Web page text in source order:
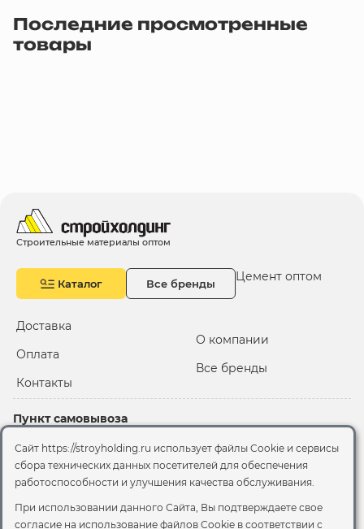
Последние просмотренные
товары
Строительные материалы оптом
Каталог Все бренды Цемент оптом
Доставка
Оплата
Контакты
О компании
Все бренды
Пункт самовывоза
2-й Иртышский проезд,
территория 2А стр.3
Офис
Сайт https://stroyholding.ru использует файлы Cookie и сервисы
сбора технических данных посетителей для обеспечения
работоспособности и улучшения качества обслуживания.
При использовании данного Сайта, Вы подтверждаете свое
согласие на использование файлов Cookie в соответствии с